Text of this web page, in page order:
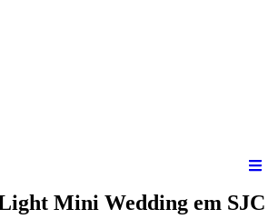
Mini Wedding em SJC